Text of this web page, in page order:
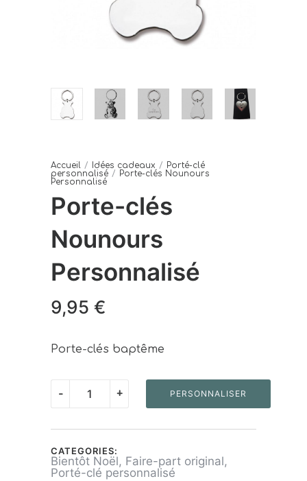
Accueil / Idées cadeaux / Porté-clé
personnalisé / Porte-clés Nounours
Personnalisé
Porte-clés
Nounours
Personnalisé
9,95 €
Porte-clés baptême
-
quantité
Porte-
clés
Nounours
+ PERSONNALISER
CATEGORIES:
Bientôt Noël, Faire-part original,
Porté-clé personnalisé